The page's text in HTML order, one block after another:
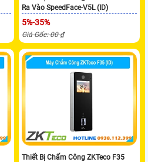
Ra Vào SpeedFace-V5L (ID)
5%-35%
Giá Gốc: 00 ₫
Thiết Bị Chấm Công ZKTeco F35